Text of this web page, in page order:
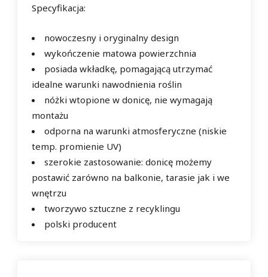
Specyfikacja:
nowoczesny i oryginalny design
wykończenie matowa powierzchnia
posiada wkładkę, pomagającą utrzymać
idealne warunki nawodnienia roślin
nóżki wtopione w donicę, nie wymagają
montażu
odporna na warunki atmosferyczne (niskie
temp. promienie UV)
szerokie zastosowanie: donicę możemy
postawić zarówno na balkonie, tarasie jak i we
wnętrzu
tworzywo sztuczne z recyklingu
polski producent